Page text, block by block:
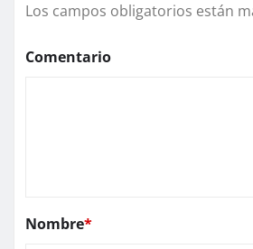
Los campos obligatorios están
Comentario
Nombre*